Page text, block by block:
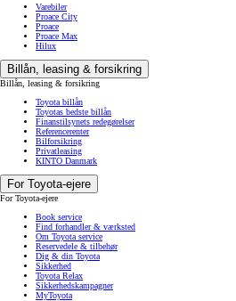
Varebiler
Proace City
Proace
Proace Max
Hilux
Billån, leasing & forsikring
Billån, leasing & forsikring
Toyota billån
Toyotas bedste billån
Finanstilsynets redegørelser
Referencerenter
Bilforsikring
Privatleasing
KINTO Danmark
For Toyota-ejere
For Toyota-ejere
Book service
Find forhandler & værksted
Om Toyota service
Reservedele & tilbehør
Dig & din Toyota
Sikkerhed
Toyota Relax
Sikkerhedskampagner
MyToyota